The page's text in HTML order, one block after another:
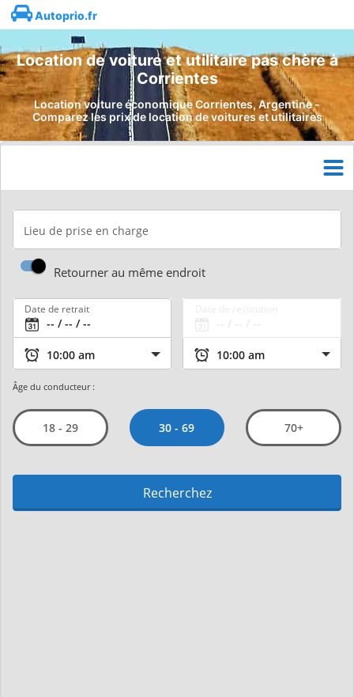
Autoprio.fr
Location de voiture et utilitaire pas chère à
Corrientes
Location voiture économique Corrientes, Argentine -
Comparez les prix de location de voitures et utilitaires
Lieu de prise en charge
Retourner au même endroit
Date de retrait
Âge du conducteur :
18 - 29 30 - 69 70+
Recherchez